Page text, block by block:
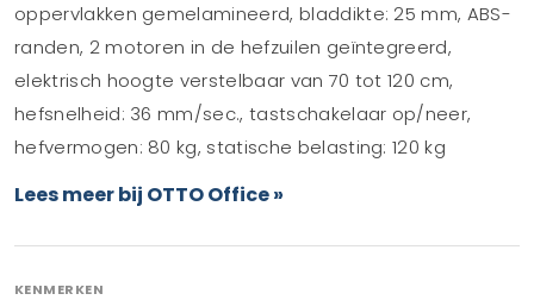
oppervlakken gemelamineerd, bladdikte: 25 mm, ABS-
randen, 2 motoren in de hefzuilen geïntegreerd,
elektrisch hoogte verstelbaar van 70 tot 120 cm,
hefsnelheid: 36 mm/sec., tastschakelaar op/neer,
hefvermogen: 80 kg, statische belasting: 120 kg
Lees meer bij OTTO Office »
KENMERKEN